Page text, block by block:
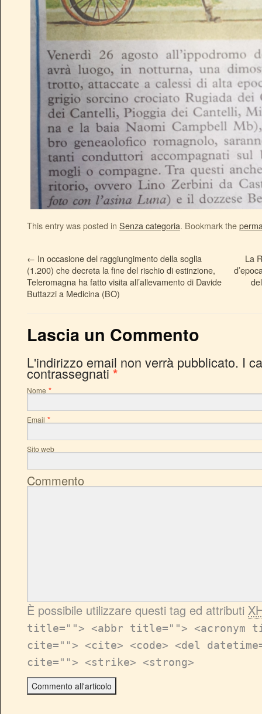
This entry was posted in Senza categoria. Bookmark the
← In occasione del raggiungimento della soglia
(1.200) che decreta la fine del rischio di estinzione,
Teleromagna ha fatto visita all’allevamento di Davide
Buttazzi a Medicina (BO)
La
Lascia un Commento
L'indirizzo email non verrà pubblicato. I
contrassegnati*
Nome *
Email *
Sito web
Commento
È possibile utilizzare questi tag ed attributi
title=""> <abbr title=""> <acronym
cite=""> <cite> <code> <del
cite=""> <strike> <strong>